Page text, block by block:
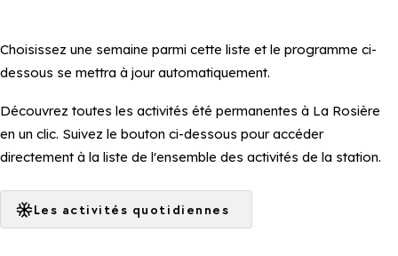
Accessible en poussette
Distinctions
Famille Plus
Appliquer ces filtres
Choisissez une semaine parmi cette liste et le programme ci-
dessous se mettra à jour automatiquement.
Découvrez toutes les activités été permanentes à La Rosière
en un clic. Suivez le bouton ci-dessous pour accéder
directement à la liste de l'ensemble des activités de la station.
Les activités quotidiennes